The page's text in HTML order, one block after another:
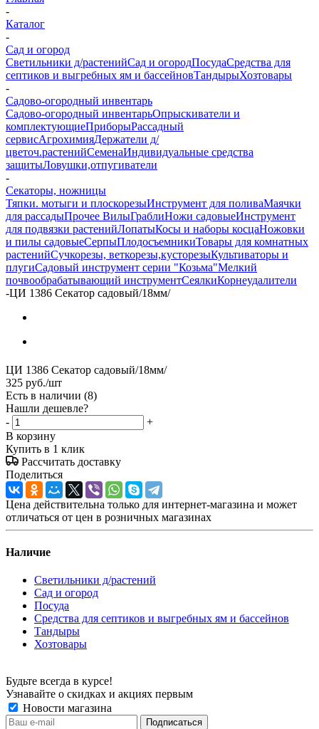
-
Каталог
-
Сад и огород
Светильники д/растенийСад и огородПосудаСредства для
септиков и выгребных ям и бассейновТандырыХозтовары
-
Садово-огородный инвентарь
Садово-огородный инвентарьОпрыскиватели и
комплектующиеПриборыРассадный
сервисАгрохимияДержатели д/
цветоч.растенийСеменаИндивидуальные средства
защитыЛовушки,отпугиватели
-
Секаторы, ножницы
Тяпки. мотыги и плоскорезыИнструмент для поливаМаячки
для рассадыПрочее ВилыГраблиНожи садовыеИнструмент
для подвязки растенийЛопатыКосы и наборы косцаНожовки
и пилы садовыеСерпыПлодосъемникиТовары для комнатных
растенийСучкорезы, веткорезы,кусторезыКультиваторы и
плугиСадовый инструмент серии "Козьма"Мелкий
почвообрабатывающий инструментСеялкиКорнеудалители
-ЦИ 1386 Секатор садовый/18мм/
ЦИ 1386 Секатор садовый/18мм/
325 руб./шт
Есть в наличии (8)
Нашли дешевле?
-
+
В корзину
Купить в 1 клик
Рассчитать доставку
Поделиться
Цена действительна только для интернет-магазина и может
отличаться от цен в розничных магазинах
Наличие
Светильники д/растений
Сад и огород
Посуда
Средства для септиков и выгребных ям и бассейнов
Тандыры
Хозтовары
Будьте всегда в курсе!
Узнавайте о скидках и акциях первым
Новости магазина